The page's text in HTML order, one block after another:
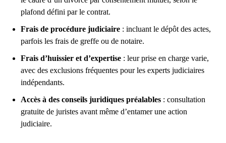
plafond défini par le contrat.
Frais de procédure judiciaire : incluant le dépôt des actes,
parfois les frais de greffe ou de notaire.
Frais d’huissier et d’expertise : leur prise en charge varie,
avec des exclusions fréquentes pour les experts judiciaires
indépendants.
Accès à des conseils juridiques préalables : consultation
gratuite de juristes avant même d’entamer une action
judiciaire.